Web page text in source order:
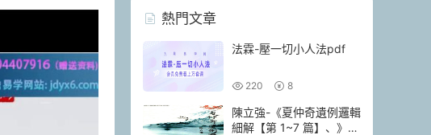
熱門文章
法霖-壓一切小人法pdf
220 8
陳立強-《夏仲奇遺例邏輯
細解【第 1~7 篇】、》